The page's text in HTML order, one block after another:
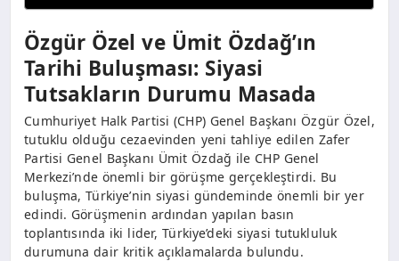
Özgür Özel ve Ümit Özdağ’ın
Tarihi Buluşması: Siyasi
Tutsakların Durumu Masada
Cumhuriyet Halk Partisi (CHP) Genel Başkanı Özgür Özel,
tutuklu olduğu cezaevinden yeni tahliye edilen Zafer
Partisi Genel Başkanı Ümit Özdağ ile CHP Genel
Merkezi’nde önemli bir görüşme gerçekleştirdi. Bu
buluşma, Türkiye’nin siyasi gündeminde önemli bir yer
edindi. Görüşmenin ardından yapılan basın
toplantısında iki lider, Türkiye’deki siyasi tutukluluk
durumuna dair kritik açıklamalarda bulundu.